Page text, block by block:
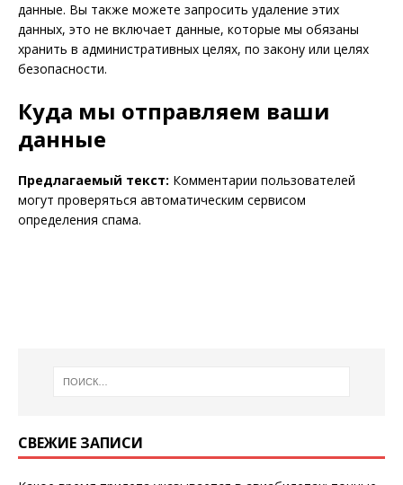
данные. Вы также можете запросить удаление этих
данных, это не включает данные, которые мы обязаны
хранить в административных целях, по закону или целях
безопасности.
Куда мы отправляем ваши
данные
Предлагаемый текст: Комментарии пользователей
могут проверяться автоматическим сервисом
определения спама.
СВЕЖИЕ ЗАПИСИ